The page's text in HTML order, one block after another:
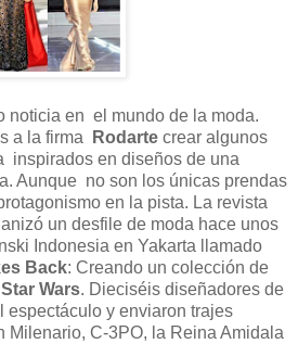
noticia en el mundo de la moda.
a la firma Rodarte crear algunos
inspirados en diseños de una
Aunque no son los únicas prendas
en la pista. La revista
un desfile de moda hace unos
Indonesia en Yakarta llamado
Back: Creando un colección de
Star Wars. Dieciséis diseñadores de
espectáculo y enviaron trajes
Milenario, C-3PO, la Reina Amidala